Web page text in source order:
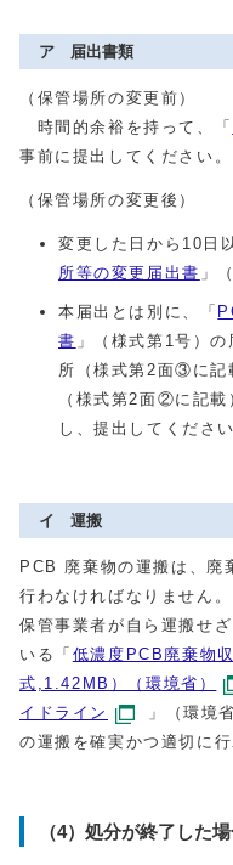
ア 届出書類
（保管場所の変更前）
時間的余裕を持って、「
事前に提出してください。
（保管場所の変更後）
変更した日から10日
所等の変更届出書 」
本届出とは別に、「
書 」（様式第1号）
所（様式第2面③に記
（様式第2面②に記
し、提出してください
イ 運搬
PCB 廃棄物の運搬は、廃
行わなければなりません。
保管事業者が自ら運搬せ
いる「 低濃度PCB廃棄物
式,1.42MB）（環境省）
イドライン
」（環境
の運搬を確実かつ適切に
（4）処分が終了した